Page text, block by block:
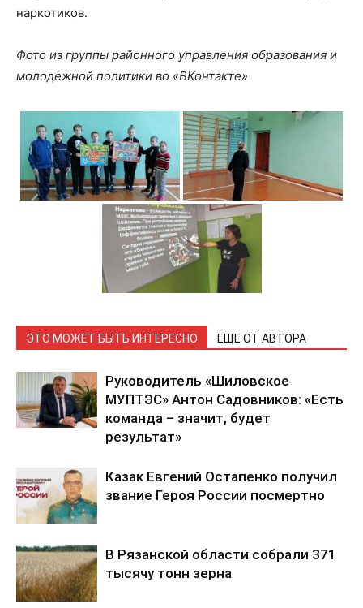
наркотиков.
Фото из группы районного управления образования и
молодежной политики во «ВКонтакте»
ЭТО МОЖЕТ БЫТЬ ИНТЕРЕСНО ЕЩЕ ОТ АВТОРА
Руководитель «Шиловское
МУПТЭС» Антон Садовников: «Есть
команда – значит, будет
результат»
Казак Евгений Остапенко получил
звание Героя России посмертно
В Рязанской области собрали 371
тысячу тонн зерна